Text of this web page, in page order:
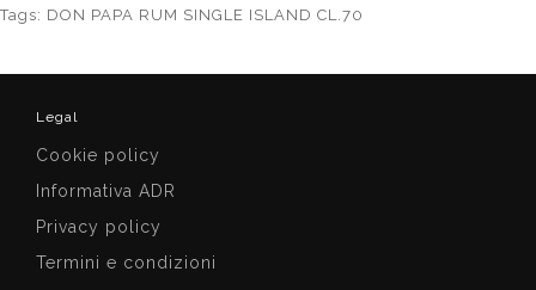
Tags: DON PAPA RUM SINGLE ISLAND CL.70
Legal
Cookie policy
Informativa ADR
Privacy policy
Termini e condizioni